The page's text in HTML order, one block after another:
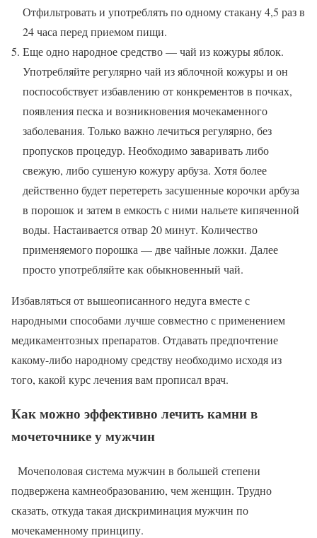
Отфильтровать и употреблять по одному стакану 4,5 раз в
24 часа перед приемом пищи.
Еще одно народное средство — чай из кожуры яблок.
Употребляйте регулярно чай из яблочной кожуры и он
поспособствует избавлению от конкрементов в почках,
появления песка и возникновения мочекаменного
заболевания. Только важно лечиться регулярно, без
пропусков процедур. Необходимо заваривать либо
свежую, либо сушеную кожуру арбуза. Хотя более
действенно будет перетереть засушенные корочки арбуза
в порошок и затем в емкость с ними нальете кипяченной
воды. Настаивается отвар 20 минут. Количество
применяемого порошка — две чайные ложки. Далее
просто употребляйте как обыкновенный чай.
Избавляться от вышеописанного недуга вместе с
народными способами лучше совместно с применением
медикаментозных препаратов. Отдавать предпочтение
какому-либо народному средству необходимо исходя из
того, какой курс лечения вам прописал врач.
Как можно эффективно лечить камни в
мочеточнике у мужчин
Мочеполовая система мужчин в большей степени
подвержена камнеобразованию, чем женщин. Трудно
сказать, откуда такая дискриминация мужчин по
мочекаменному принципу.